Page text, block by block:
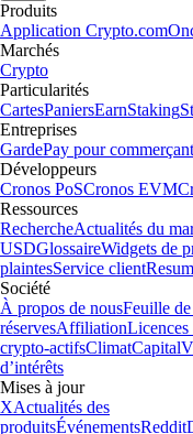
Produits
Application Crypto.com
Marchés
Crypto
Particularités
CartesPaniersEarnStaking
Entreprises
GardePay pour commerçant
Développeurs
Cronos PoSCronos EVM
Ressources
RechercheActualités du
USDGlossaireWidgets de
plaintesService client
Société
À propos de nousFeuille
réservesAffiliationLicences
crypto-actifsClimatCapital
d’intérêts
Mises à jour
XActualités des
produitsÉvénementsReddit